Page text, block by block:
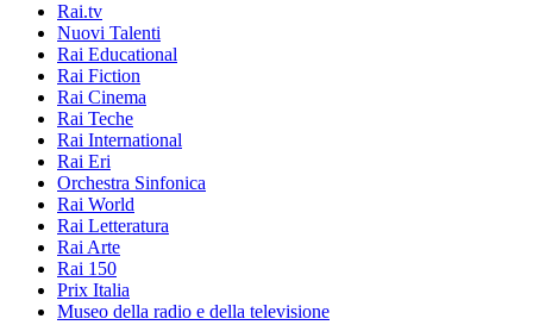
Rai.tv
Nuovi Talenti
Rai Educational
Rai Fiction
Rai Cinema
Rai Teche
Rai International
Rai Eri
Orchestra Sinfonica
Rai World
Rai Letteratura
Rai Arte
Rai 150
Prix Italia
Museo della radio e della televisione